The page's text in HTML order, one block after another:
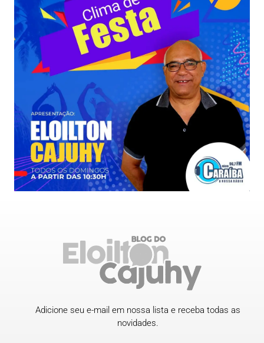
Adicione seu e-mail em nossa lista e receba todas as
novidades.